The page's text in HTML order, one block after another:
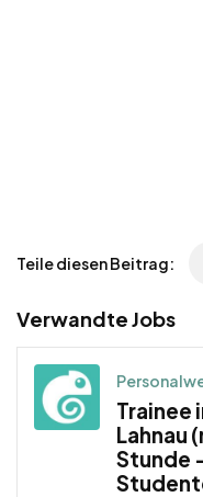
Teile diesen Beitrag:
Verwandte Jobs
Trainee
Lahnau
Stunde